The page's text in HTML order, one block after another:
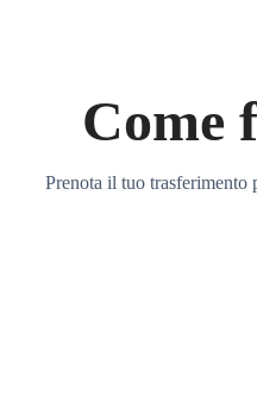
Come
Prenota il tuo trasferimento